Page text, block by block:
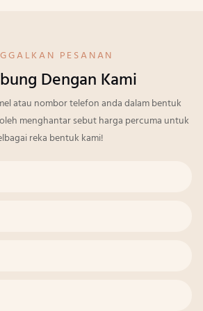
PESANAN
Dengan Kami
atau nombor telefon anda dalam bentuk
menghantar sebut harga percuma untuk
reka bentuk kami!